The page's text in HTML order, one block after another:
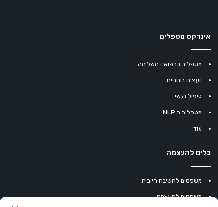
אינדקס מטפלים
מטפלים ברפואה משלימה
יועצים רוחניים
טיפול רגשי
מטפלים ב NLP
עוד
כלים להעצמה
משפטים לחשיבה חיובית
משפטים להעצמה